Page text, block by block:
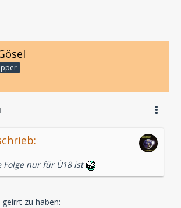
Folge nur für Ü18 ist
zu haben: